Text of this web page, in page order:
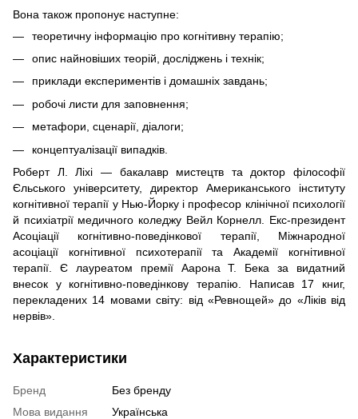
Вона також пропонує наступне:
теоретичну інформацію про когнітивну терапію;
опис найновіших теорій, досліджень і технік;
приклади експериментів і домашніх завдань;
робочі листи для заповнення;
метафори, сценарії, діалоги;
концептуалізації випадків.
Роберт Л. Ліхі — бакалавр мистецтв та доктор філософії
Єльського університету, директор Американського інституту
когнітивної терапії у Нью-Йорку і професор клінічної психології
й психіатрії медичного коледжу Вейл Корнелл. Екс-президент
Асоціації когнітивно-поведінкової терапії, Міжнародної
асоціації когнітивної психотерапії та Академії когнітивної
терапії. Є лауреатом премії Аарона Т. Бека за видатний
внесок у когнітивно-поведінкову терапію. Написав 17 книг,
перекладених 14 мовами світу: від «Ревнощей» до «Ліків від
нервів».
Характеристики
Бренд
Без бренду
Мова видання
Українська